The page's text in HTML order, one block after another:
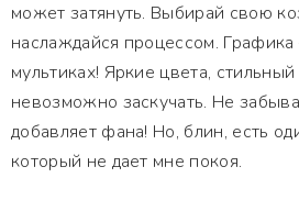
может затянуть. Выбирай свою
наслаждайся процессом.
мультиках! Яркие цвета,
невозможно заскучать. Не
добавляет фана! Но, блин, есть
который не дает мне покоя.